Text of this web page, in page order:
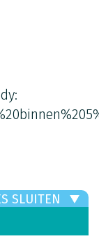
SLUITEN